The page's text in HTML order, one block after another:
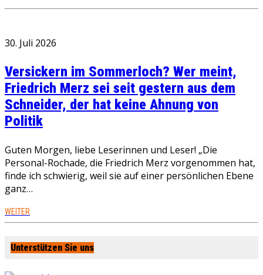
30. Juli 2026
Versickern im Sommerloch? Wer meint,
Friedrich Merz sei seit gestern aus dem
Schneider, der hat keine Ahnung von
Politik
Guten Morgen, liebe Leserinnen und Leser! „Die
Personal-Rochade, die Friedrich Merz vorgenommen hat,
finde ich schwierig, weil sie auf einer persönlichen Ebene
ganz…
WEITER
Unterstützen Sie uns